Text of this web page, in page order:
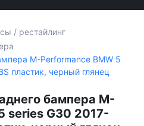
/ рестайлинг
M-Performance BMW 5
пластик, черный глянец
бампера M-
series G30 2017-